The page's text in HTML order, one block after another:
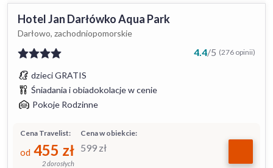
Hotel Jan Darłówko Aqua Park
Darłowo, zachodniopomorskie
4.4/5 (276 opinii)
dzieci GRATIS
Śniadania i obiadokolacje w cenie
Pokoje Rodzinne
Cena w obiekcie:
599 zł
Cena Travelist:
od 455 zł
2 dorosłych